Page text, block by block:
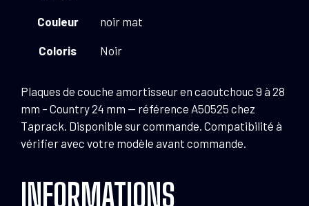
Couleur noir mat
Coloris Noir
Plaques de couche amortisseur en caoutchouc 9 à 28
mm – Country 24 mm — référence A50525 chez
Taprack. Disponible sur commande. Compatibilité à
vérifier avec votre modèle avant commande.
INFORMATIONS